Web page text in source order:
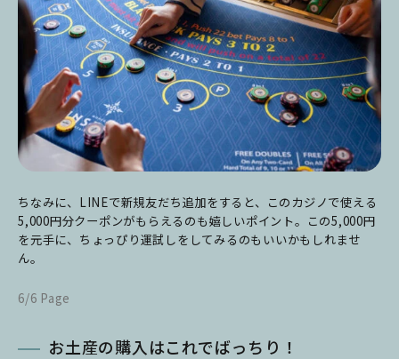
ちなみに、LINEで新規友だち追加をすると、このカジノで使える
5,000円分クーポンがもらえるのも嬉しいポイント。この5,000円
を元手に、ちょっぴり運試しをしてみるのもいいかもしれませ
ん。
6/6 Page
お土産の購入はこれでばっちり！